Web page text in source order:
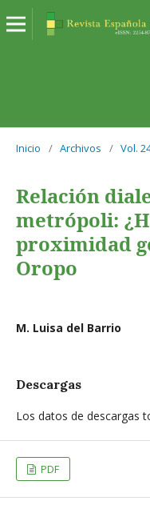
Inicio / Archivos / Vol.
Relación
metrópoli:
proximidad
Oropo
M. Luisa del Barrio
Descargas
Los datos de descargas
PDF